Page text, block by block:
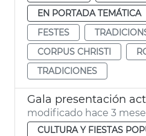
EN PORTADA TEMÁTICA
FESTES
CORPUS CHRISTI
TRADICIONES
modificado hace 3
CULTURA Y FIESTAS